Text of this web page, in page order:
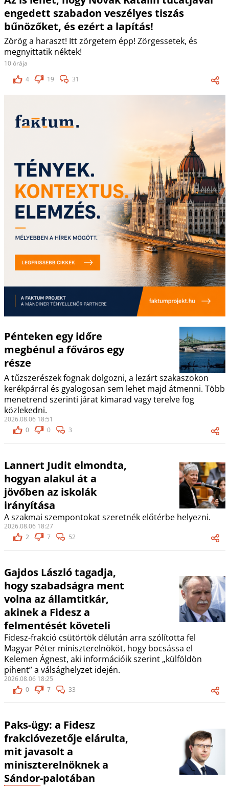
engedett szabadon veszélyes tiszás
bűnözőket, és ezért a lapítás!
Zörög a haraszt! Itt zörgetem épp! Zörgessetek, és
megnyittatik néktek!
10 órája
4
19 31
Pénteken egy időre
megbénul a főváros egy
része
A tűzszerészek fognak dolgozni, a lezárt szakaszokon
kerékpárral és gyalogosan sem lehet majd átmenni. Több
menetrend szerinti járat kimarad vagy terelve fog
közlekedni.
2026.08.06 18:51
0
0 3
Lannert Judit elmondta,
hogyan alakul át a
jövőben az iskolák
irányítása
A szakmai szempontokat szeretnék előtérbe helyezni.
2026.08.06 18:27
2
7 52
Gajdos László tagadja,
hogy szabadságra ment
volna az államtitkár,
akinek a Fidesz a
felmentését követeli
Fidesz-frakció csütörtök délután arra szólította fel
Magyar Péter miniszterelnököt, hogy bocsássa el
Kelemen Ágnest, aki információik szerint „külföldön
pihent” a válsághelyzet idején.
2026.08.06 18:25
0
7 33
Paks-ügy: a Fidesz
frakcióvezetője elárulta,
mit javasolt a
miniszterelnöknek a
Sándor-palotában